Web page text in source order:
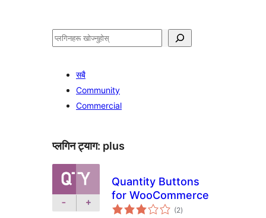
खोज्नुहोस्
सबै
Community
Commercial
प्लगिन ट्याग: plus
Quantity Buttons
for WooCommerce
(2कुल
रेटिङ्गहरू
)